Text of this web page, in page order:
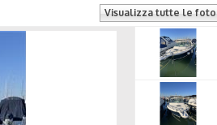
Visualizza tutte le foto